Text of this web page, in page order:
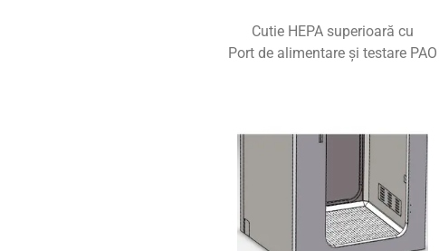
Cutie HEPA superioară cu
Port de alimentare și testare PAO